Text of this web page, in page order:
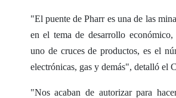
"El puente de Pharr es una de las
en el tema de desarrollo
uno de cruces de productos, es el
electrónicas, gas y demás", detalló el
"Nos acaban de autorizar para